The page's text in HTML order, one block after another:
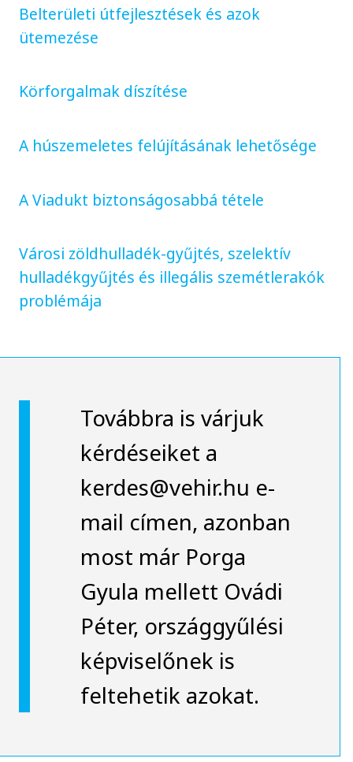
Belterületi útfejlesztések és azok
ütemezése
Körforgalmak díszítése
A húszemeletes felújításának lehetősége
A Viadukt biztonságosabbá tétele
Városi zöldhulladék-gyűjtés, szelektív
hulladékgyűjtés és illegális szemétlerakók
problémája
Továbbra is várjuk
kérdéseiket a
kerdes@vehir.hu e-
mail címen, azonban
most már Porga
Gyula mellett Ovádi
Péter, országgyűlési
képviselőnek is
feltehetik azokat.